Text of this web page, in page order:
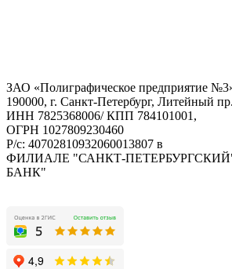
ЗАО «Полиграфическое предприятие
190000, г. Санкт-Петербург, Литейный
ИНН 7825368006/ КПП 784101001,
ОГРН 1027809230460
Р/с: 40702810932060013807 в
ФИЛИАЛЕ "САНКТ-
БАНК"